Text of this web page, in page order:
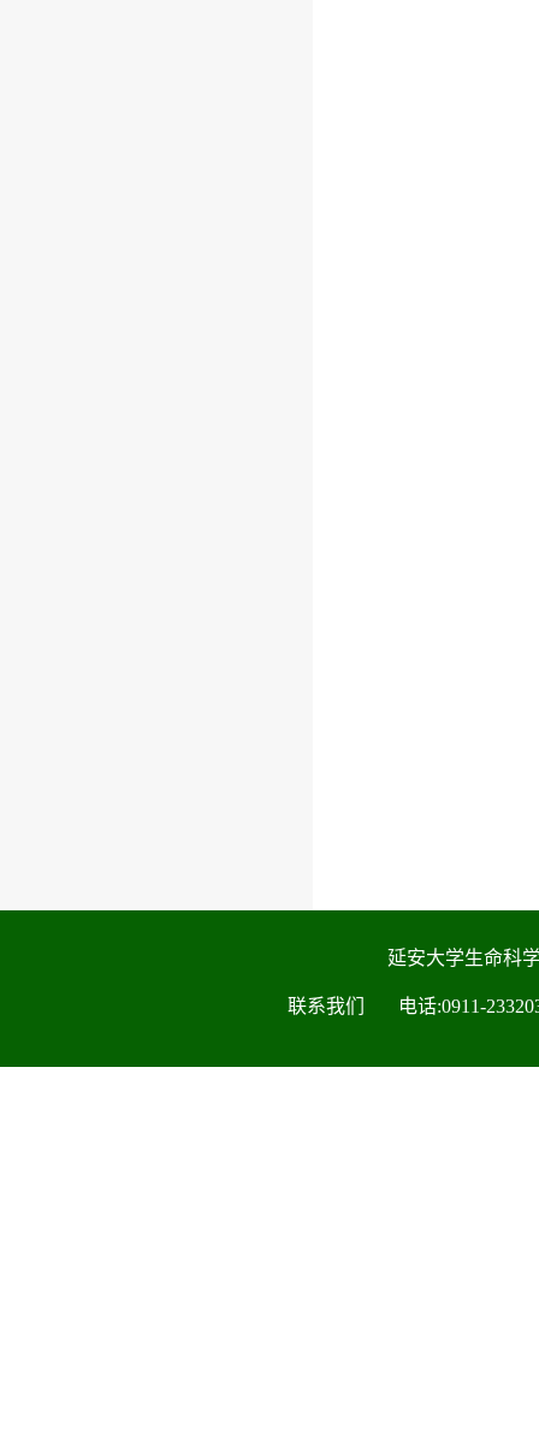
延安大学生命
联系我们 电话:0911-